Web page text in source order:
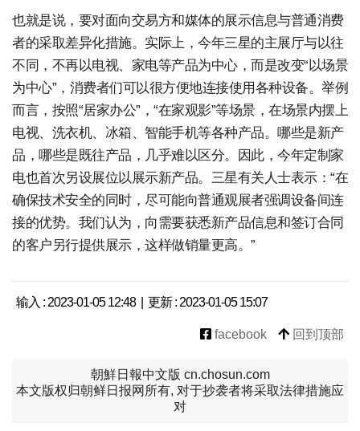
也就是说，要对面向交易方和媒体的展示信息与普通消费
者的采取差异化措施。实际上，今年三星的主展厅与以往
不同，不再以电视、家电等产品为中心，而是改变“以场景
为中心”，消费者们可以很方便地连接使用各种设备。举例
而言，按照“居家办公”，“在家观影”等场景，在场景内摆上
电视、洗衣机、冰箱、智能手机等各种产品。哪些是新产
品，哪些是既往产品，几乎难以区分。因此，今年定制家
电也首次另设展位以展示新产品。三星有关人士表示：“在
确保技术安全的同时，尽可能向普通观展者强调设备间连
接的优势。我们认为，向需要获悉新产品信息和签订合同
的客户另行提供展示，这样做销量更高。”
输入 : 2023-01-05 12:48 | 更新 : 2023-01-05 15:07
facebook 回到顶部
朝鮮日報中文版 cn.chosun.com
本文版权归朝鲜日报网所有, 对于抄袭者将采取法律措施应
对